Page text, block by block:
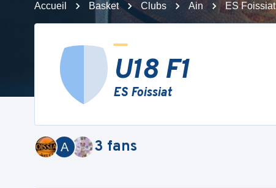
Accueil Basket Clubs Ain ES Foissiat
U18 F1
ES Foissiat
A 3 fans